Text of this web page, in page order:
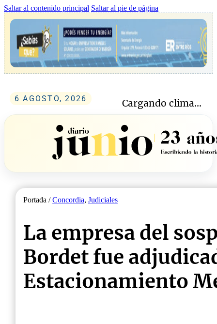
Saltar al contenido principal Saltar al pie de página
6 AGOSTO, 2026 Cargando clima...
Portada /Concordia, Judiciales
La empresa del
Bordet fue
Estacionamiento